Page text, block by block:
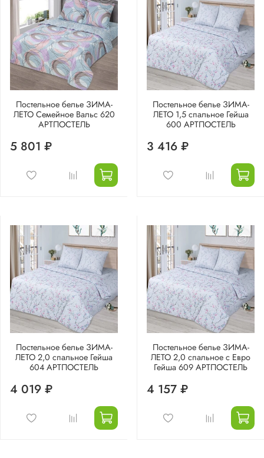
Постельное белье ЗИМА-
ЛЕТО Семейное Вальс 620
АРТПОСТЕЛЬ
5 801 ₽
Постельное белье ЗИМА-
ЛЕТО 1,5 спальное Гейша
600 АРТПОСТЕЛЬ
3 416 ₽
Постельное белье ЗИМА-
ЛЕТО 2,0 спальное Гейша
604 АРТПОСТЕЛЬ
4 019 ₽
Постельное белье ЗИМА-
ЛЕТО 2,0 спальное с Евро
Гейша 609 АРТПОСТЕЛЬ
4 157 ₽